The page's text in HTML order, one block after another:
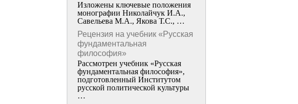
Изложены ключевые положения
монографии Николайчук И.А.,
Савельева М.А., Якова Т.С., …
Рецензия на учебник «Русская
фундаментальная
философия»
Рассмотрен учебник «Русская
фундаментальная философия»,
подготовленный Институтом
русской политической культуры
…